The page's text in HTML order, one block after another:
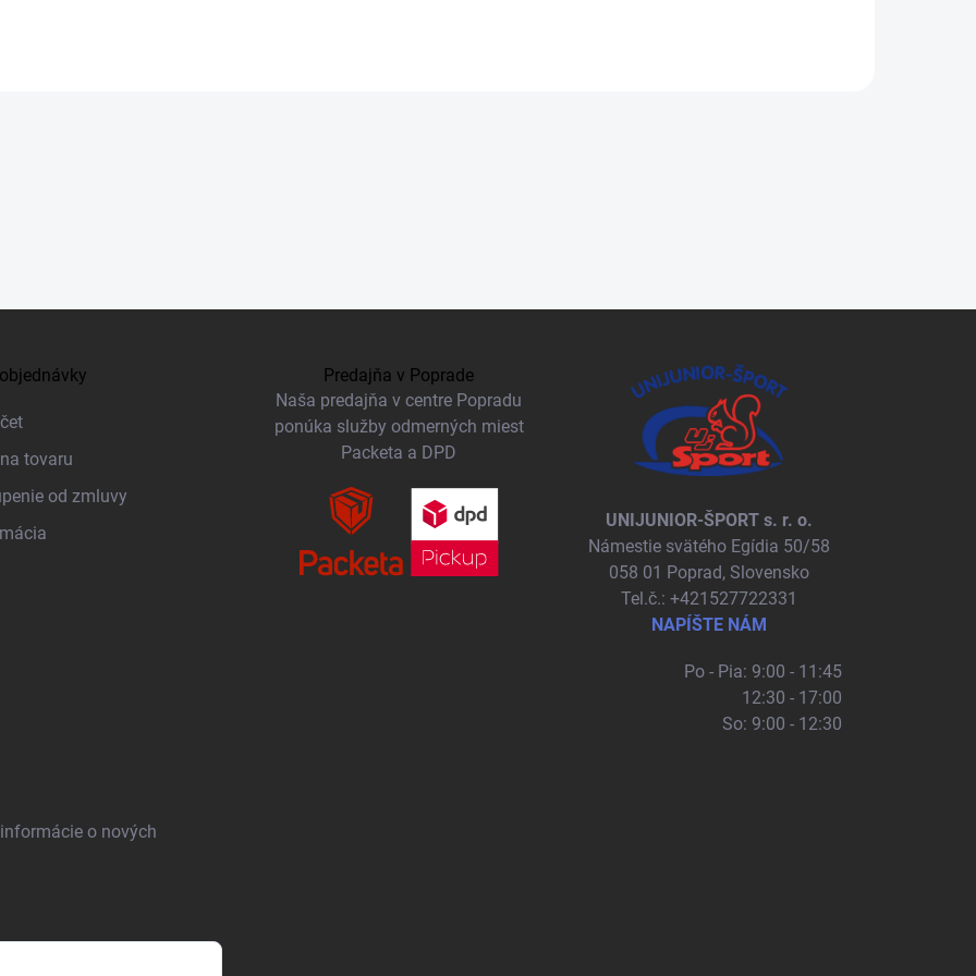
tovaru
od zmluvy
Predajňa v Poprade
Naša predajňa v centre Popradu
ponúka služby odmerných miest
Packeta a DPD
UNIJUNIOR-ŠPORT s. r. o.
Námestie svätého Egídia 50/58
058 01 Poprad, Slovensko
Tel.č.: +421527722331
NAPÍŠTE NÁM
Po - Pia: 9:00 - 11:45
12:30 - 17:00
So: 9:00 - 12:30
o nových